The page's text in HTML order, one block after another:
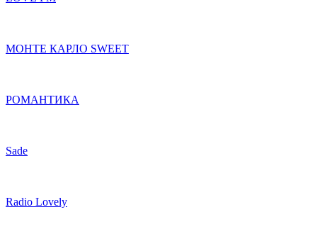
МОНТЕ КАРЛО SWEET
РОМАНТИКА
Sade
Radio Lovely